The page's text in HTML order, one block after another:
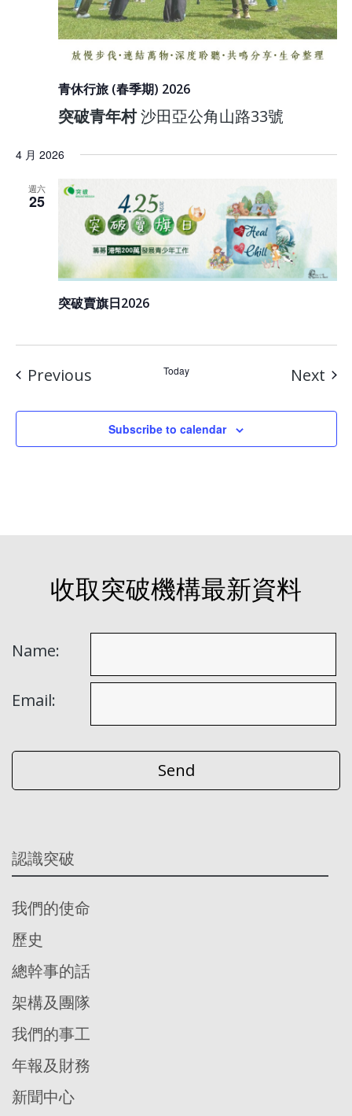
青休行旅 (春季期) 2026
突破青年村沙田亞公角山路33號
4 月 2026
週六
25
突破賣旗日2026
PreviousEvents Today Next
Subscribe to calendar
收取突破機構最新資料
Name:
Email:
認識突破
我們的使命
歷史
總幹事的話
架構及團隊
我們的事工
年報及財務
新聞中心